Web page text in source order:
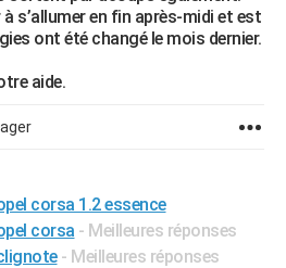
s’allumer en fin après-midi et est
ont été changé le mois dernier.
aide.
corsa 1.2 essence
corsa - Meilleures réponses
- Meilleures réponses